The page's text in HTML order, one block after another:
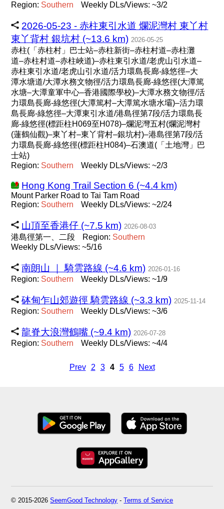
Region: Southern Weekly DLs/Views: ~3/2
2026-05-23 - 赤柱東引水道 爛泥灣村 東丫村
東丫背村 銀坑村 (~13.6 km) 2026-05-25
赤柱(「赤柱村」巴士站–赤柱新街–赤柱村道–赤柱灘
道–赤柱村道–赤柱峽道)–赤柱東引水道/老虎山引水道–
赤柱東引水道/老虎山引水道/活力環島長廊-綠悠徑–大
潭水塘道/大潭水務文物徑/活力環島長廊-綠悠徑(大潭篤
水塘–大潭童軍中心–香港國際學校)–大潭水務文物徑/活
力環島長廊-綠悠徑(大潭篤村–大潭篤水塘水壩)–活力環
島長廊-綠悠徑–大潭東引水道/港島徑第7段/活力環島長
廊-綠悠徑(標距柱H069至H078)–爛泥灣五村(爛泥灣村
(蓮鶴仙觀)–東丫村–東丫背村–銀坑村)–港島徑第7段/活
力環島長廊-綠悠徑(標距柱H084)–石澳道(「土地灣」巴
士站)
Region: Southern Weekly DLs/Views: ~2/3
Hong Kong Trail Section 6 (~4.4 km)
Mount Parker Road to Tai Tam Road
Region: Southern Weekly DLs/Views: ~2/24
山頂至香港仔 (~7.5 km) 2026-08-03
港島徑第一、二段 Region: Southern
Weekly DLs/Views: ~5/16
南朗山 ｜ 騎雲路線 (~4.6 km) 2026-01-16
Region: Southern Weekly DLs/Views: ~1/9
砵甸乍山郊遊徑 騎雲路線 (~3.3 km) 2025-11-14
Region: Southern Weekly DLs/Views: ~3/6
龍脊大浪灣鶴嘴 (~9.4 km) 2026-07-28
Region: Southern Weekly DLs/Views: ~4/4
Prev 2 3 4 5 6 Next
© 2015-2026SeemGood Technology -Terms of Service